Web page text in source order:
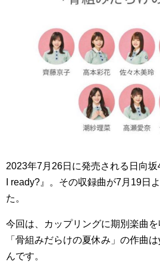
2023年7月26日に発売される日向
I ready?』。その収録曲が7月19日
た。
今回は、カップリングに期別楽曲
「骨組みだらけの夏休み」の作曲
んです。